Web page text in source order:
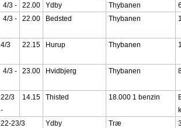
4/3 - 22.00 Ydby Thybanen
4/3 - 22.00 Bedsted Thybanen
4/3 22.15 Hurup Thybanen
4/3 - 23.00 Hvidbjerg Thybanen
22/3
-
14.15 Thisted 18.000 1 benzin
22-23/3 Ydby Træ